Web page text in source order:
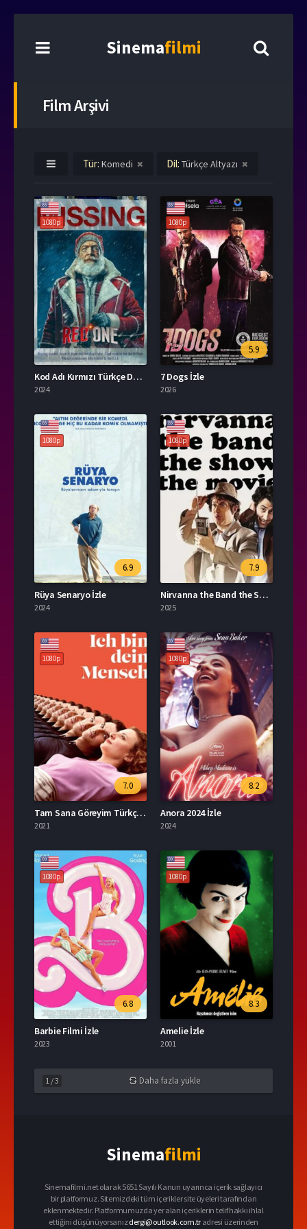
Sinemafilmi
Film Arşivi
Tür: Komedi Dil: Türkçe Altyazı
1080p
Kod Adı Kırmızı Türkçe Dublaj İzle
2024
1080p
5.9
7 Dogs İzle
2026
1080p
6.9
Rüya Senaryo İzle
2024
1080p
7.9
Nirvanna the Band the Show the Movie Türkçe Dublaj İzle
2025
1080p
7.0
Tam Sana Göreyim Türkçe Dublaj İzle
2021
1080p
8.2
Anora 2024 İzle
2024
1080p
6.8
Barbie Filmi İzle
2023
1080p
8.3
Amelie İzle
2001
1 /3 Daha fazla yükle
Sinemafilmi
Sinemafilmi.net olarak 5651 Sayılı Kanun uyarınca içerik sağlayıcı
bir platformuz. Sitemizdeki tüm içerikler site üyeleri tarafından
eklenmektedir. Platformumuzda yer alan içeriklerin telif hakkı ihlal
ettiğini düşünüyorsanızdergi@outlook.com.tr adresi üzerinden